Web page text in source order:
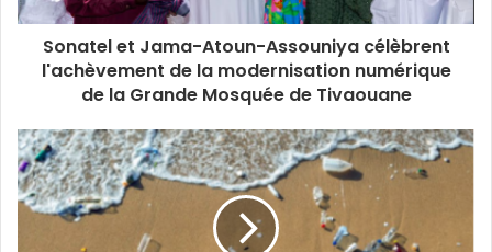
Sonatel et Jama-Atoun-Assouniya célèbrent
l'achèvement de la modernisation numérique
de la Grande Mosquée de Tivaouane